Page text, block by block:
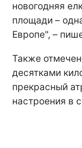
новогодняя
площади –
Европе", –
Также
десятками
прекрасный
настроения в